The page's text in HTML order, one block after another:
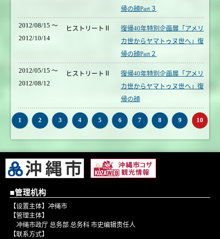
帰の顔Part３
2012/08/15 ～
2012/10/14
ヒストリートⅡ
復帰40年特別企画展「アメリ
カ世からヤマトゥヌ世へ」復
帰の顔Part２
2012/05/15 ～
2012/08/12
ヒストリートⅡ
復帰40年特別企画展「アメリ
カ世からヤマトゥヌ世へ」復
帰の顔
1 2 3 4 5 6 7 8 9 10
■管理机构
【设置主体】冲绳市
【管理主体】
冲绳市政厅 总务部 总务科 市史编辑责任人
【联系方式】